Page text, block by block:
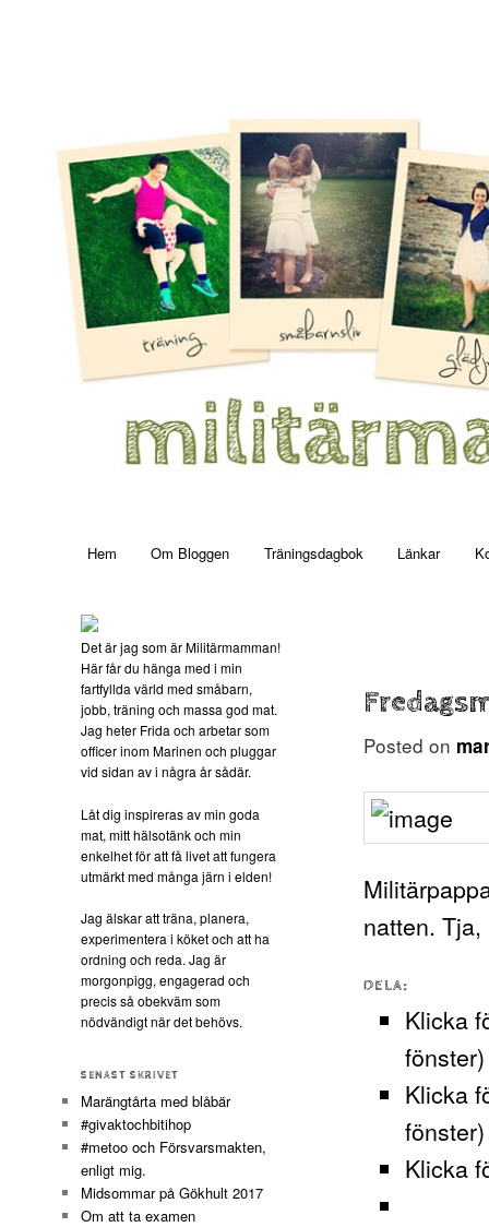
Skip to primary content
Hem Om Bloggen Träningsdagbok Länkar
Posted on
natten.
DELA:
Klicka
fönster)
Klicka
fönster)
Klicka
Det är jag som är Militärmamman!
Här får du hänga med i min
fartfyllda värld med småbarn,
jobb, träning och massa god mat.
Jag heter Frida och arbetar som
officer inom Marinen och pluggar
vid sidan av i några år sådär.
Låt dig inspireras av min goda
mat, mitt hälsotänk och min
enkelhet för att få livet att fungera
utmärkt med många järn i elden!
Jag älskar att träna, planera,
experimentera i köket och att ha
ordning och reda. Jag är
morgonpigg, engagerad och
precis så obekväm som
nödvändigt när det behövs.
SENAST SKRIVET
Marängtårta med blåbär
#givaktochbitihop
#metoo och Försvarsmakten,
enligt mig.
Midsommar på Gökhult 2017
Om att ta examen